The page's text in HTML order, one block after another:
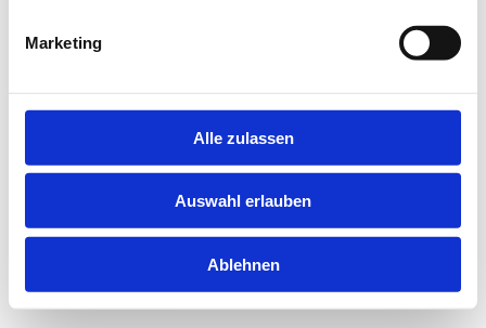
Marketing
Alle zulassen
Auswahl erlauben
Ablehnen